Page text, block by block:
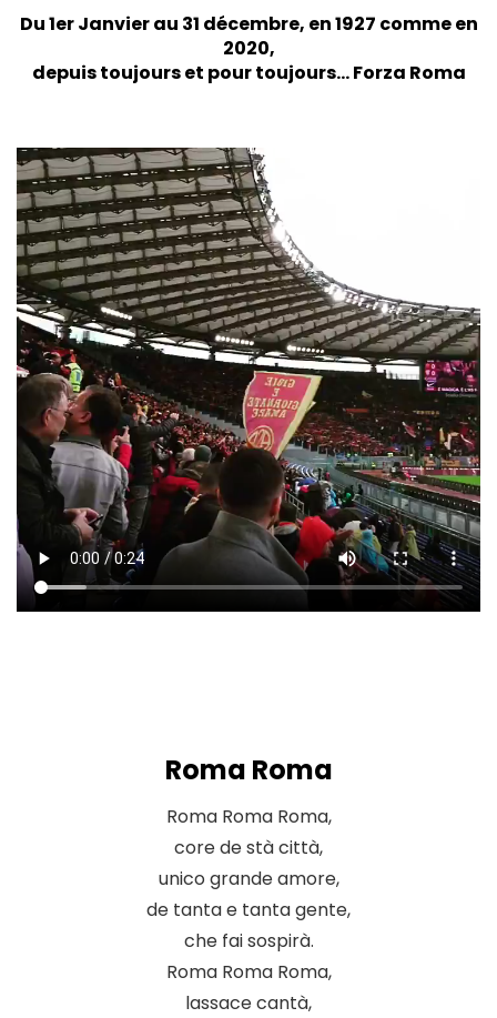
Du 1er Janvier au 31 décembre, en 1927 comme en
2020,
depuis toujours et pour toujours… Forza Roma
Roma Roma
Roma Roma Roma,
core de stà città,
unico grande amore,
de tanta e tanta gente,
che fai sospirà.
Roma Roma Roma,
lassace cantà,